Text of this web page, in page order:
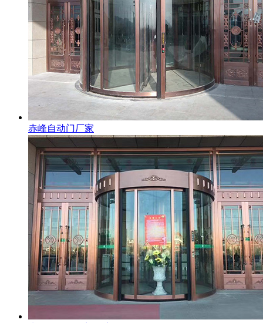
赤峰自动门厂家